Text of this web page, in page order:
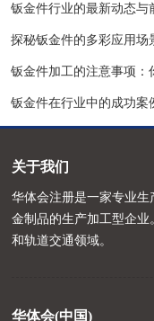
钣金件行业的最新动态与
探秘钣金件的多彩应用场
钣金件加工的注意事项：
钣金件在行业中的成功案
关于我们
华体会注册是一家专业
金制品的生产加工型企业
和轨道交通领域。
华体会(中国)